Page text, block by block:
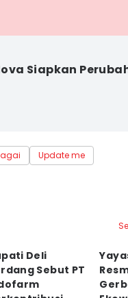
Siapkan
Update me
Deli
Sebut PT